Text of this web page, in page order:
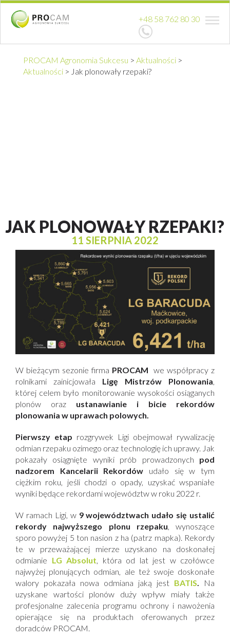
+48 58 762 80 30
PROCAM Agronomia Sukcesu > Aktualności >
Aktualności > Jak plonowały rzepaki?
JAK PLONOWAŁY RZEPAKI?
11 SIERPNIA 2022
W bieżącym sezonie firma PROCAM we współpracy z
rolnikami zainicjowała Ligę Mistrzów Plonowania,
której celem było monitorowanie wysokości osiąganych
plonów oraz ustanawianie i bicie rekordów
plonowania w uprawach polowych.
Pierwszy etap rozgrywek Ligi obejmował rywalizację
odmian rzepaku ozimego oraz technologię ich uprawy. Jak
pokazały osiągnięte wyniki prób prowadzonych pod
nadzorem Kancelarii Rekordów udało się w tym
ciężkim roku, jeśli chodzi o opady, uzyskać wspaniałe
wyniki będące rekordami województw w roku 2022 r.
W ramach Ligi, w 9 województwach udało się ustalić
rekordy najwyższego plonu rzepaku, wynoszące
sporo powyżej 5 ton nasion z ha (patrz mapka). Rekordy
te w przeważającej mierze uzyskano na doskonałej
odmianie LG Absolut, która od lat jest w czołówce
najwyżej plonujących odmian, ale też swoje doskonałe
walory pokazała nowa odmiana jaką jest BATIS. Na
uzyskane wartości plonów duży wpływ miały także
profesjonalne zalecenia programu ochrony i nawożenia
opierające się na produktach oferowanych przez
doradców PROCAM.